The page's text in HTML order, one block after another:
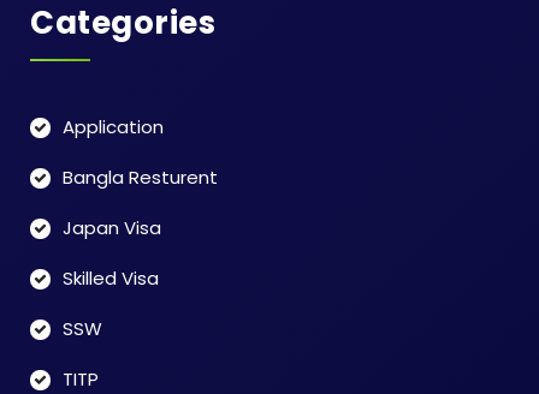
Categories
Application
Bangla Resturent
Japan Visa
Skilled Visa
SSW
TITP